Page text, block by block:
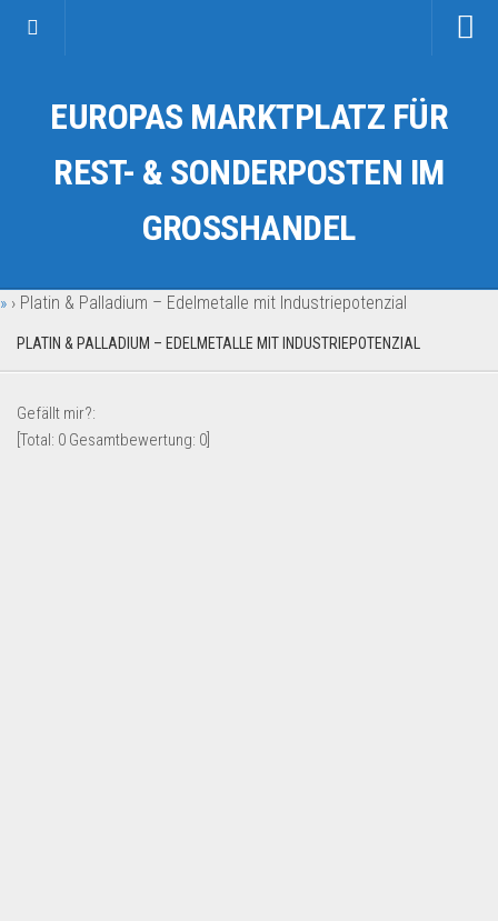
Kategorien
Auto & Motorrad
Fahrzeuge & Transport
Garten & Werkzeug
Geschäft, Büro & Schreibwaren
Geschenkartikel
Haushaltswaren
Handy und Smartphone
EUROPAS MARKTPLATZ FÜR
REST- & SONDERPOSTEN IM
GROSSHANDEL
» › Platin & Palladium – Edelmetalle mit Industriepotenzial
PLATIN & PALLADIUM – EDELMETALLE MIT INDUSTRIEPOTENZIAL
Gefällt mir?:
[Total: 0 Gesamtbewertung: 0